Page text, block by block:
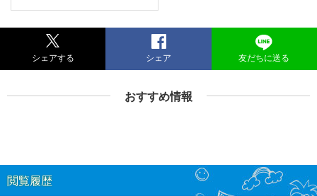
シェアする シェア 友だちに送る
おすすめ情報
閲覧履歴